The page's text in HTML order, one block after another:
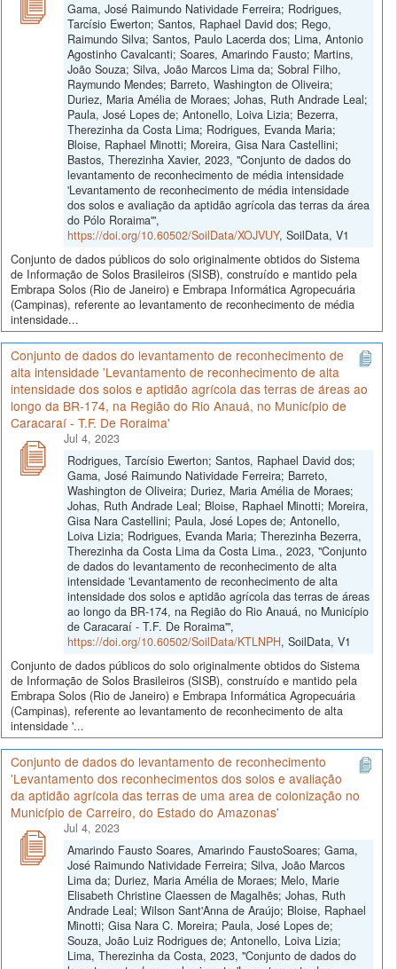
Gama, José Raimundo Natividade Ferreira; Rodrigues,
Tarcísio Ewerton; Santos, Raphael David dos; Rego,
Raimundo Silva; Santos, Paulo Lacerda dos; Lima, Antonio
Agostinho Cavalcanti; Soares, Amarindo Fausto; Martins,
João Souza; Silva, João Marcos Lima da; Sobral Filho,
Raymundo Mendes; Barreto, Washington de Oliveira;
Duriez, Maria Amélia de Moraes; Johas, Ruth Andrade Leal;
Paula, José Lopes de; Antonello, Loiva Lizia; Bezerra,
Therezinha da Costa Lima; Rodrigues, Evanda Maria;
Bloise, Raphael Minotti; Moreira, Gisa Nara Castellini;
Bastos, Therezinha Xavier, 2023, "Conjunto de dados do
levantamento de reconhecimento de média intensidade
'Levantamento de reconhecimento de média intensidade
dos solos e avaliação da aptidão agrícola das terras da área
do Pólo Roraima'",
https://doi.org/10.60502/SoilData/XOJVUY, SoilData, V1
Conjunto de dados públicos do solo originalmente obtidos do Sistema
de Informação de Solos Brasileiros (SISB), construído e mantido pela
Embrapa Solos (Rio de Janeiro) e Embrapa Informática Agropecuária
(Campinas), referente ao levantamento de reconhecimento de média
intensidade...
Conjunto de dados do levantamento de reconhecimento de
alta intensidade 'Levantamento de reconhecimento de alta
intensidade dos solos e aptidão agrícola das terras de áreas ao
longo da BR-174, na Região do Rio Anauá, no Município de
Caracaraí - T.F. De Roraima'
Jul 4, 2023
Rodrigues, Tarcísio Ewerton; Santos, Raphael David dos;
Gama, José Raimundo Natividade Ferreira; Barreto,
Washington de Oliveira; Duriez, Maria Amélia de Moraes;
Johas, Ruth Andrade Leal; Bloise, Raphael Minotti; Moreira,
Gisa Nara Castellini; Paula, José Lopes de; Antonello,
Loiva Lizia; Rodrigues, Evanda Maria; Therezinha Bezerra,
Therezinha da Costa Lima da Costa Lima., 2023, "Conjunto
de dados do levantamento de reconhecimento de alta
intensidade 'Levantamento de reconhecimento de alta
intensidade dos solos e aptidão agrícola das terras de áreas
ao longo da BR-174, na Região do Rio Anauá, no Município
de Caracaraí - T.F. De Roraima'",
https://doi.org/10.60502/SoilData/KTLNPH, SoilData, V1
Conjunto de dados públicos do solo originalmente obtidos do Sistema
de Informação de Solos Brasileiros (SISB), construído e mantido pela
Embrapa Solos (Rio de Janeiro) e Embrapa Informática Agropecuária
(Campinas), referente ao levantamento de reconhecimento de alta
intensidade '...
Conjunto de dados do levantamento de reconhecimento
'Levantamento dos reconhecimentos dos solos e avaliação
da aptidão agrícola das terras de uma area de colonização no
Município de Carreiro, do Estado do Amazonas'
Jul 4, 2023
Amarindo Fausto Soares, Amarindo FaustoSoares; Gama,
José Raimundo Natividade Ferreira; Silva, João Marcos
Lima da; Duriez, Maria Amélia de Moraes; Melo, Marie
Elisabeth Christine Claessen de Magalhẽs; Johas, Ruth
Andrade Leal; Wilson Sant'Anna de Araújo; Bloise, Raphael
Minotti; Gisa Nara C. Moreira; Paula, José Lopes de;
Souza, João Luiz Rodrigues de; Antonello, Loiva Lizia;
Lima, Therezinha da Costa, 2023, "Conjunto de dados do